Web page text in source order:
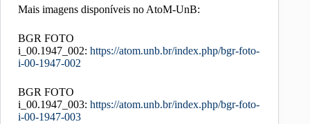
Mais imagens disponíveis no AtoM-UnB:
BGR FOTO
i_00.1947_002: https://atom.unb.br/index.php/bgr-foto-
i-00-1947-002
BGR FOTO
i_00.1947_003: https://atom.unb.br/index.php/bgr-foto-
i-00-1947-003